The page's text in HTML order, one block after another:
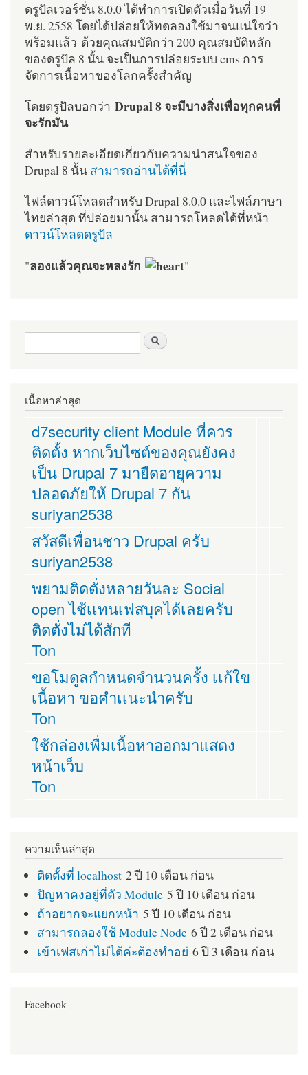
ดรูปัลเวอร์ชั่น 8.0.0 ได้ทำการเปิดตัวเมื่อวันที่ 19
พ.ย. 2558 โดยได้ปล่อยให้ทดลองใช้มาจนแน่ใจว่า
พร้อมแล้ว ด้วยคุณสมบัติกว่า 200 คุณสมบัติหลัก
ของดรูปัล 8 นั้น จะเป็นการปล่อยระบบ cms การ
จัดการเนื้อหาของโลกครั้งสำคัญ
โดยดรูปัลบอกว่า Drupal 8 จะมีบางสิ่งเพื่อทุกคนที่
จะรักมัน
สำหรับรายละเอียดเกี่ยวกับความน่าสนใจของ
Drupal 8 นั้น สามารถอ่านได้ที่นี่
ไฟล์ดาวน์โหลดสำหรับ Drupal 8.0.0 และไฟล์ภาษา
ไทยล่าสุด ที่ปล่อยมานั้น สามารถโหลดได้ที่หน้า
ดาวน์โหลดดรูปัล
"ลองแล้วคุณจะหลงรัก "
ฟอร์มค้นหา
เนื้อหาล่าสุด
d7security client Module ที่ควร
ติดตั้ง หากเว็บไซต์ของคุณยังคง
เป็น Drupal 7 มายืดอายุความ
ปลอดภัยให้ Drupal 7 กัน
suriyan2538
สวัสดีเพื่อนชาว Drupal ครับ
suriyan2538
พยามติดตั่งหลายวันละ Social
open ไช้เเทนเฟสบุคได้เลยครับ
ติดตั่งไม่ได้สักที
Ton
ขอโมดูลกำหนดจำนวนครั้ง เเก้ใข
เนื้อหา ขอคำเเนะนำครับ
Ton
ใช้กล่องเพื่มเนื้อหาออกมาแสดง
หน้าเว็บ
Ton
ความเห็นล่าสุด
ติดตั้งที่ localhost 2 ปี 10 เดือน ก่อน
ปัญหาคงอยู่ที่ตัว Module 5 ปี 10 เดือน ก่อน
ถ้าอยากจะแยกหน้า 5 ปี 10 เดือน ก่อน
สามารถลองใช้ Module Node 6 ปี 2 เดือน ก่อน
เข้าเฟสเก่าไม่ได้ค่ะต้องทำอย่ 6 ปี 3 เดือน ก่อน
Facebook